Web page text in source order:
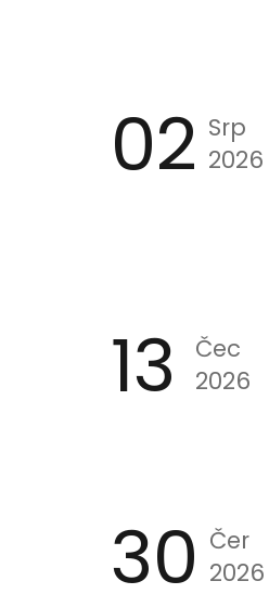
02 Srp
2026
13
Čec
2026
30 Čer
2026